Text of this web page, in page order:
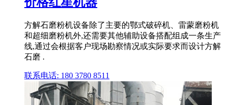
方解石磨粉机设备除了主要的鄂式破碎机、雷蒙磨粉机
和超细磨粉机外,还需要其他辅助设备搭配组成一条生产
线,通过会根据客户现场勘察情况或实际要求而设计方解
石磨 .
联系电话: 180 3780 8511